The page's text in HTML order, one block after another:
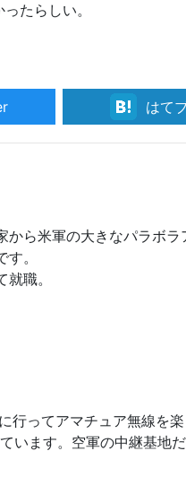
たらしい。
はて
ら米軍の大きなパラボラ
。
職。
ってアマチュア無線を
います。空軍の中継基地